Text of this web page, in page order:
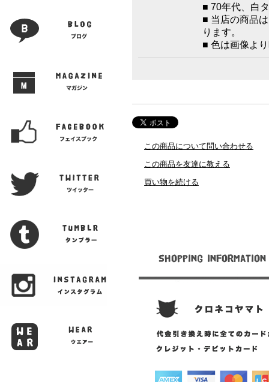
■ 70年代、白
■ 当店の商品
ります。
■ 色は画像よ
この商品について問い合わせる
この商品を友達に教える
買い物を続ける